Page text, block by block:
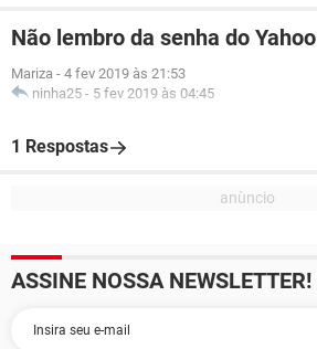
Não lembro da senha do Yahoo
Mariza - 4 fev 2019 às 21:53
ninha25 - 5 fev 2019 às 04:45
1 Respostas
ASSINE NOSSA NEWSLETTER!